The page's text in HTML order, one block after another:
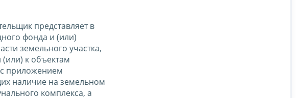
представляет в
фонда и (или)
земельного участка,
к объектам
приложением
наличие на земельном
комплекса, а